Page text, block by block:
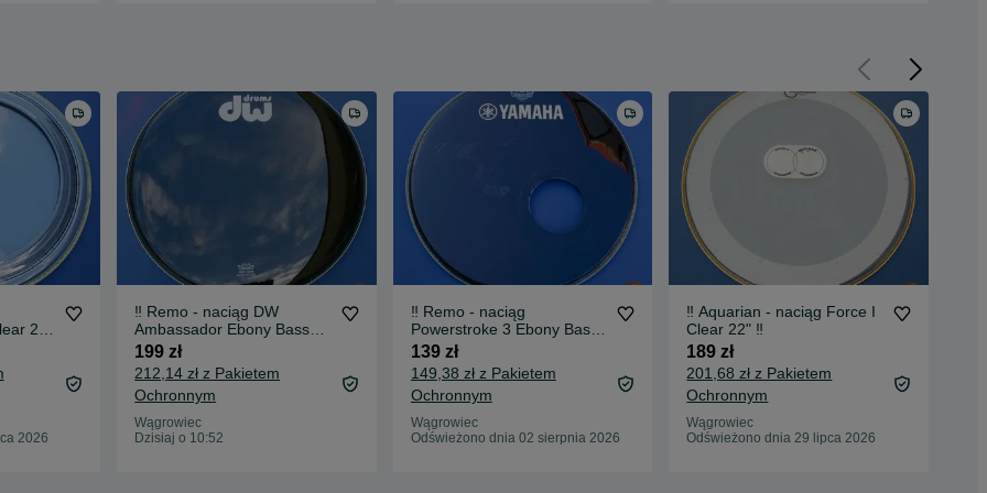
22"
2026
‼️ Remo - naciąg DW
Ambassador Ebony Bass
Reso 20" ‼️
199 zł
212,14 zł z Pakietem
Ochronnym
Wągrowiec
Dzisiaj o 10:52
‼️ Remo - naciąg
Powerstroke 3 Ebony Bass
Rezo Yamaha 22" ‼️
139 zł
149,38 zł z Pakietem
Ochronnym
Wągrowiec
Odświeżono dnia 02 sierpnia 2026
‼️ Aquarian - naciąg Force I
Clear 22" ‼️
189 zł
201,68 zł z Pakietem
Ochronnym
Wągrowiec
Odświeżono dnia 29 lipca 2026